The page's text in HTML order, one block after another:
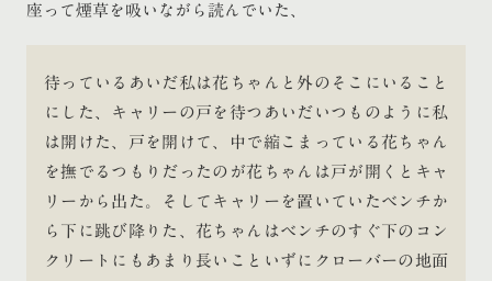
座って煙草を吸いながら読んでいた、
待っているあいだ私は花ちゃんと外のそこにいること
にした、キャリーの戸を待つあいだいつものように私
は開けた、戸を開けて、中で縮こまっている花ちゃん
を撫でるつもりだったのが花ちゃんは戸が開くとキャ
リーから出た。そしてキャリーを置いていたベンチか
ら下に跳び降りた、花ちゃんはベンチのすぐ下のコン
クリートにもあまり長いこといずにクローバーの地面